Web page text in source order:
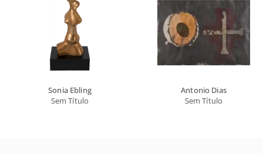
Sonia Ebling
Sem Título
Antonio Dias
Sem Título